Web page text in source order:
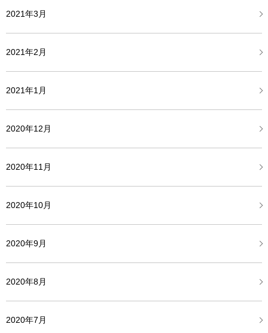
2021年3月
2021年2月
2021年1月
2020年12月
2020年11月
2020年10月
2020年9月
2020年8月
2020年7月